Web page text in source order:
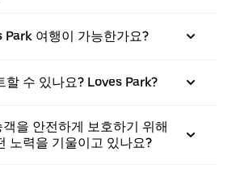
Park 여행이 가능한가요?
할 수 있나요? Loves Park?
을 안전하게 보호하기 위해
노력을 기울이고 있나요?